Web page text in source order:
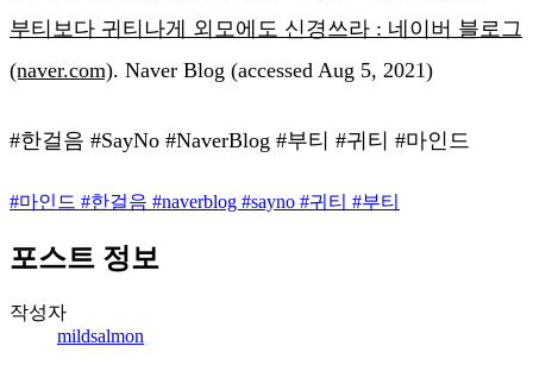
부티보다 귀티나게 외모에도 신경쓰라 : 네이버 블로그
(naver.com). Naver Blog (accessed Aug 5, 2021)
#한걸음 #SayNo #NaverBlog #부티 #귀티 #마인드
#마인드 #한걸음 #naverblog #sayno #귀티 #부티
포스트 정보
작성자
mildsalmon